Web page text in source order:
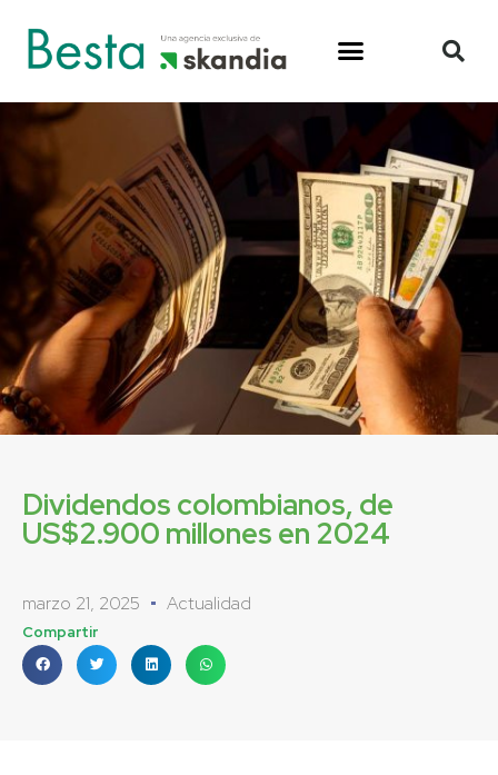
Dividendos colombianos, de
US$2.900 millones en 2024
marzo 21, 2025 Actualidad
Compartir